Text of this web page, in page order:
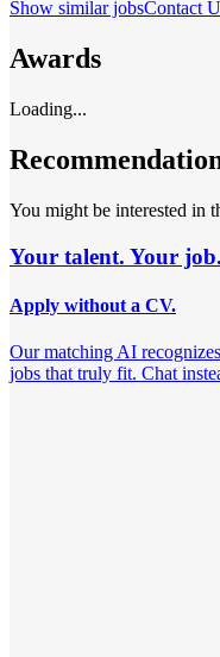
Show similar jobsContact
Awards
Loading...
You might be interested in
Your talent. Your job.
Apply without a CV.
Our matching AI
jobs that truly fit. Chat